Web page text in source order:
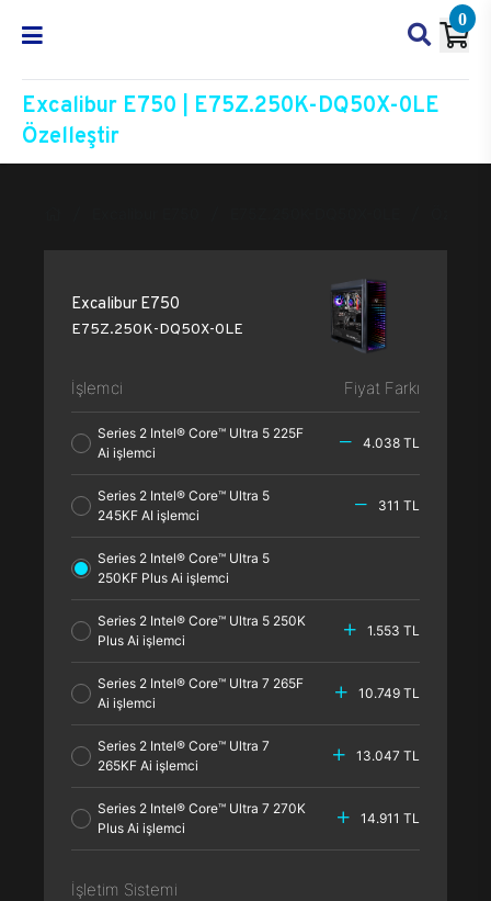
0
Excalibur E750 | E75Z.250K-DQ50X-0LE
Özelleştir
Excalibur E750
E75Z.250K-DQ50X-0LE
İşlemci Fiyat Farkı
Series 2 Intel® Core™ Ultra 5 225F
Ai işlemci
4.038 TL
Series 2 Intel® Core™ Ultra 5
245KF AI işlemci
311 TL
Series 2 Intel® Core™ Ultra 5
250KF Plus Ai işlemci
Series 2 Intel® Core™ Ultra 5 250K
Plus Ai işlemci
1.553 TL
Series 2 Intel® Core™ Ultra 7 265F
Ai işlemci
10.749 TL
Series 2 Intel® Core™ Ultra 7
265KF Ai işlemci
13.047 TL
Series 2 Intel® Core™ Ultra 7 270K
Plus Ai işlemci
14.911 TL
İşletim Sistemi